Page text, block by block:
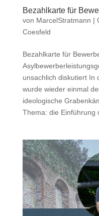
Bezahlkarte für
von MarcelStratmann |
Coesfeld
Bezahlkarte für
unsachlich diskutiert In
wurde wieder einmal
ideologische
Thema: die Einführung